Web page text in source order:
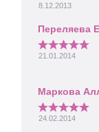
8.12.2013
21.01.2014
24.02.2014